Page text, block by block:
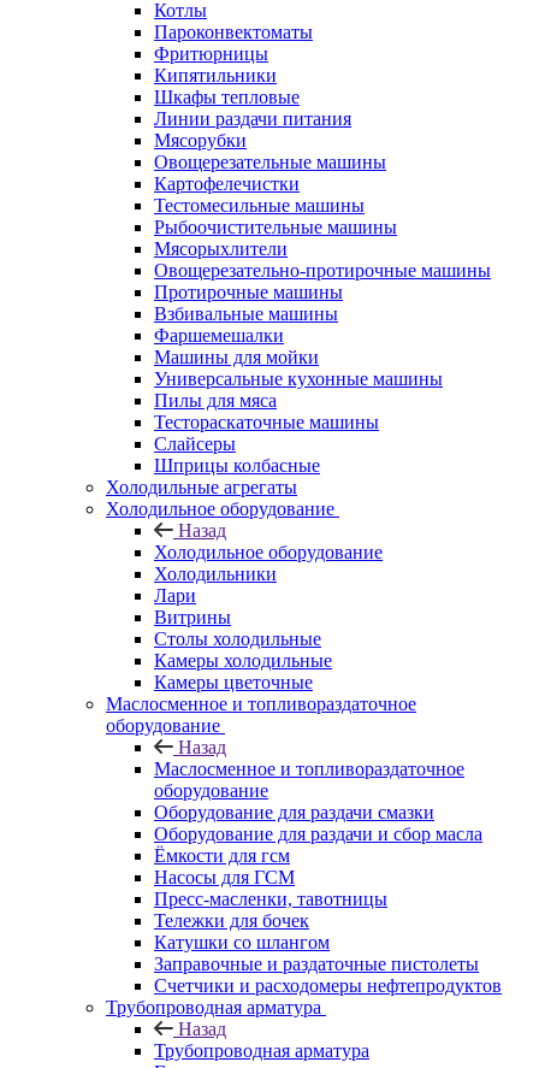
Котлы
Пароконвектоматы
Фритюрницы
Кипятильники
Шкафы тепловые
Линии раздачи питания
Мясорубки
Овощерезательные машины
Картофелечистки
Тестомесильные машины
Рыбоочистительные машины
Мясорыхлители
Овощерезательно-протирочные машины
Протирочные машины
Взбивальные машины
Фаршемешалки
Машины для мойки
Универсальные кухонные машины
Пилы для мяса
Тестораскаточные машины
Слайсеры
Шприцы колбасные
Холодильные агрегаты
Холодильное оборудование
Назад
Холодильное оборудование
Холодильники
Лари
Витрины
Столы холодильные
Камеры холодильные
Камеры цветочные
Маслосменное и топливораздаточное
оборудование
Назад
Маслосменное и топливораздаточное
оборудование
Оборудование для раздачи смазки
Оборудование для раздачи и сбор масла
Ёмкости для гсм
Насосы для ГСМ
Пресс-масленки, тавотницы
Тележки для бочек
Катушки со шлангом
Заправочные и раздаточные пистолеты
Счетчики и расходомеры нефтепродуктов
Трубопроводная арматура
Назад
Трубопроводная арматура